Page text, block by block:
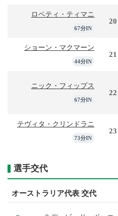
ロペティ・ティマニ
67分IN
20
ショーン・マクマーン
44分IN
21
ニック・フィップス
67分IN
22
テヴィタ・クリンドラニ
73分IN
23
選手交代
オーストラリア代表 交代